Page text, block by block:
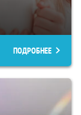
ПОДРОБНЕЕ